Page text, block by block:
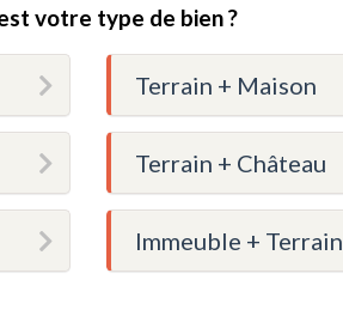
votre type de bien ?
Terrain + Maison
Terrain + Château
Immeuble + Terrain